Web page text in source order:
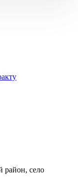
район, село